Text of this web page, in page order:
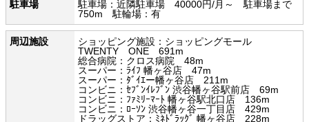
駐車場
駐車場：近隣駐車場 40000円/月～ 駐車場まで
750m 駐輪場：有
周辺施設
ショッピング施設：ショッピングモール
TWENTY ONE 691m
総合病院：クロス病院 48m
スーパー：ﾗｲﾌ 幡ヶ谷店 47m
スーパー：ﾀﾞｲｴー幡ヶ谷店 211m
コンビニ：ｾﾌﾞﾝｲﾚﾌﾞﾝ 渋谷幡ヶ谷駅前店 69m
コンビニ：ﾌｧﾐﾘｰﾏｰﾄ 幡ヶ谷駅北口店 136m
コンビニ：ﾛｰｿﾝ 渋谷幡ヶ谷一丁目店 429m
ドラッグストア：ﾐﾈﾄﾞﾗｯｸﾞ 幡ヶ谷店 228m